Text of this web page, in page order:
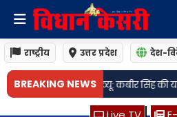
राष्ट्रीय उत्तर प्रदेश देश-
BREAKING NEWS
सिंह की याद दिलाता है जीत का अंदाज़,